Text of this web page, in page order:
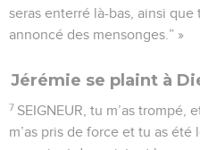
seras enterré là-bas, ainsi que
annoncé des mensonges.” »
Jérémie se plaint à
7 SEIGNEUR, tu m’as trompé,
m’as pris de force et tu as